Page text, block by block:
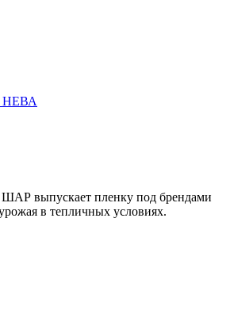
НЕВА
выпускает пленку под брендами
в тепличных условиях.